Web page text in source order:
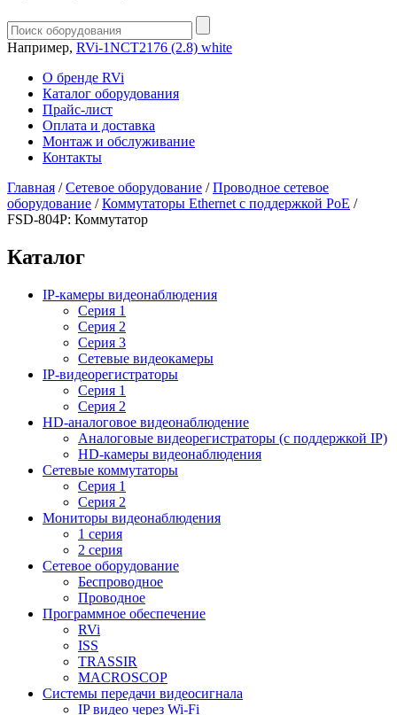
Например, RVi-1NCT2176 (2.8) white
О бренде RVi
Каталог оборудования
Прайс-лист
Оплата и доставка
Монтаж и обслуживание
Контакты
Главная /Сетевое оборудование /Проводное сетевое
оборудование /Коммутаторы Ethernet с поддержкой PoE /
FSD-804P: Коммутатор
Каталог
IP-камеры видеонаблюдения
Серия 1
Серия 2
Серия 3
Сетевые видеокамеры
IP-видеорегистраторы
Серия 1
Серия 2
HD-аналоговое видеонаблюдение
Aналоговые видеорегистраторы (с поддержкой IP)
HD-камеры видеонаблюдения
Сетевые коммутаторы
Серия 1
Серия 2
Мониторы видеонаблюдения
1 серия
2 серия
Сетевое оборудование
Беспроводное
Проводное
Программное обеспечение
RVi
ISS
TRASSIR
MACROSCOP
Системы передачи видеосигнала
IP видео через Wi-Fi